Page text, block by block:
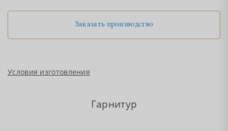
Заказать производство
Условия изготовления
Гарнитур